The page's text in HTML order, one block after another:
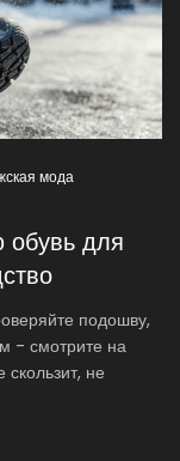
мода
для
подошву,
- смотрите на
не